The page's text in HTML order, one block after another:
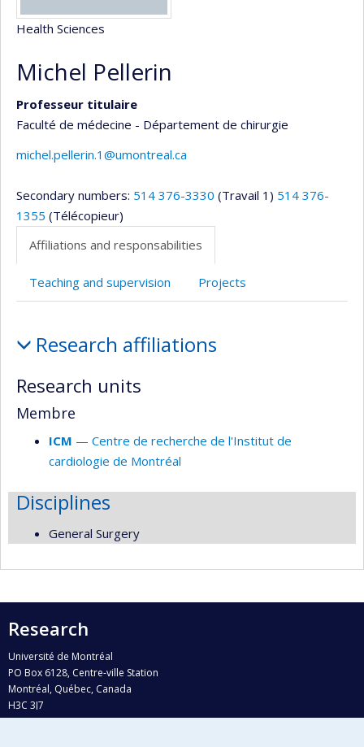
Health Sciences
Michel Pellerin
Professeur titulaire
Faculté de médecine - Département de chirurgie
michel.pellerin.1@umontreal.ca
Secondary numbers: 514 376-3330 (Travail 1) 514 376-
1355 (Télécopieur)
Affiliations and responsabilities
Teaching and supervision Projects
and
responsabilities
Research affiliations
Research units
Membre
ICM — Centre de recherche de l'Institut de
cardiologie de Montréal
Disciplines
General Surgery
Research
Université de Montréal
PO Box 6128, Centre-ville Station
Montréal, Québec, Canada
H3C 3J7